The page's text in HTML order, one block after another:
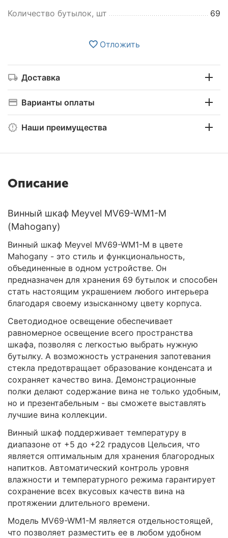
Количество бутылок, шт
69
Отложить
Доставка
Варианты оплаты
Наши преимущества
Описание
Винный шкаф Meyvel MV69-WM1-M
(Mahogany)
Винный шкаф Meyvel MV69-WM1-M в цвете
Mahogany - это стиль и функциональность,
объединенные в одном устройстве. Он
предназначен для хранения 69 бутылок и способен
стать настоящим украшением любого интерьера
благодаря своему изысканному цвету корпуса.
Светодиодное освещение обеспечивает
равномерное освещение всего пространства
шкафа, позволяя с легкостью выбрать нужную
бутылку. А возможность устранения запотевания
стекла предотвращает образование конденсата и
сохраняет качество вина. Демонстрационные
полки делают содержание вина не только удобным,
но и презентабельным - вы сможете выставлять
лучшие вина коллекции.
Винный шкаф поддерживает температуру в
диапазоне от +5 до +22 градусов Цельсия, что
является оптимальным для хранения благородных
напитков. Автоматический контроль уровня
влажности и температурного режима гарантирует
сохранение всех вкусовых качеств вина на
протяжении длительного времени.
Модель MV69-WM1-M является отдельностоящей,
что позволяет разместить ее в любом удобном